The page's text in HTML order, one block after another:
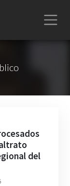
del